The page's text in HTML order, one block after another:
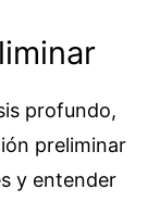
profundo,
preliminar
y entender